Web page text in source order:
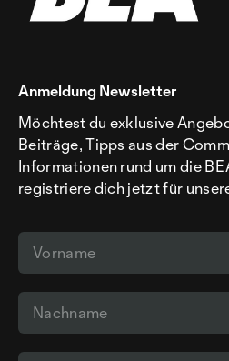
Anmeldung Newsletter
Möchtest du exklusive
Beiträge, Tipps aus der
Informationen rund um die
registriere dich jetzt für